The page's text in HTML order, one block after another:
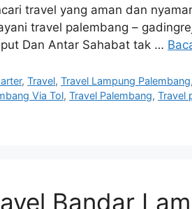
travel yang aman dan
travel palembang –
Dan Antar Sahabat tak …
,Travel,Travel Lampung Palembang
Via Tol, Travel Palembang, Travel
Bandar